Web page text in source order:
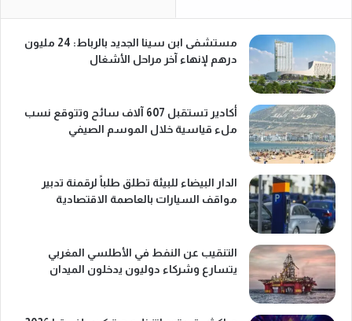
مستشفى ابن سينا الجديد بالرباط: 24 مليون
درهم لإنهاء آخر مراحل الأشغال
أكادير تستقبل 607 آلاف سائح وتتوقع نسب
ملء قياسية خلال الموسم الصيفي
الدار البيضاء للبيئة تطلق طلباً لرقمنة تدبير
مواقف السيارات بالعاصمة الاقتصادية
التنقيب عن النفط في الأطلسي المغربي
يتسارع وشركاء دوليون يدخلون الميدان